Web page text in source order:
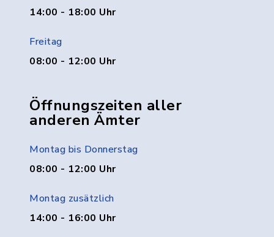
14:00 - 18:00 Uhr
Freitag
08:00 - 12:00 Uhr
Öffnungszeiten aller
anderen Ämter
Montag bis Donnerstag
08:00 - 12:00 Uhr
Montag zusätzlich
14:00 - 16:00 Uhr